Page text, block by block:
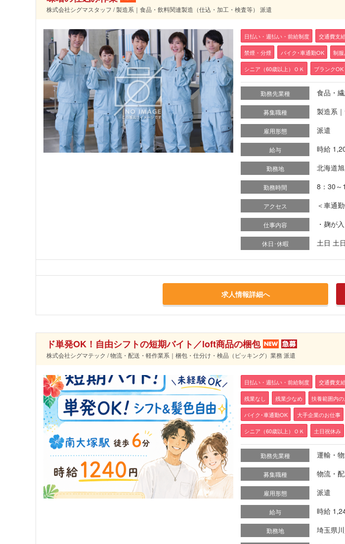
株式会社シグマスタッフ / 製造系｜食品・飲料関連製造（仕込・加工・検査等） 派遣
日払い・週払い・前給制度 交通費支
禁煙・分煙 バイク･車通勤OK 制服
シニア（60歳以上）ＯＫ ブランクOK
勤務先業種 食品・
募集職種 製造系
雇用形態 派遣
給与 時給
勤務地 北海道
勤務時間 8：30～
アクセス ＜車通
仕事内容 ・麹が
休日･休暇 土日 土
求人情報詳細へ
ド単発OK！自由シフトの短期バイト／loft商品の梱包
株式会社シグマテック / 物流・配送・軽作業系｜梱包・仕分け・検品（ピッキング）業務 派遣
日払い・週払い・前給制度 交通費支
残業なし 残業少なめ 扶養範囲内
バイク･車通勤OK 大手企業のお仕事
シニア（60歳以上）ＯＫ 土日祝休み
勤務先業種 運輸・
募集職種 物流・
雇用形態 派遣
給与 時給
勤務地 埼玉県